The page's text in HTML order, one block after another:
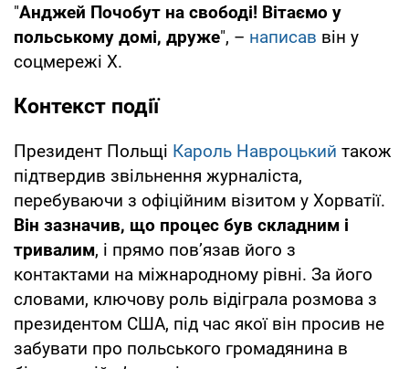
"Анджей Почобут на свободі! Вітаємо у
польському домі, друже", – написав він у
соцмережі X.
Контекст події
Президент Польщі Кароль Навроцький також
підтвердив звільнення журналіста,
перебуваючи з офіційним візитом у Хорватії.
Він зазначив, що процес був складним і
тривалим, і прямо пов’язав його з
контактами на міжнародному рівні. За його
словами, ключову роль відіграла розмова з
президентом США, під час якої він просив не
забувати про польського громадянина в